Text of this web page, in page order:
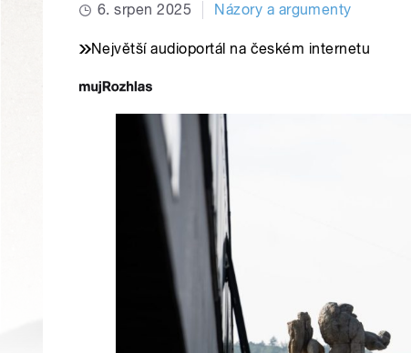
6. srpen 2025 Názory a argumenty
Největší audioportál na českém internetu